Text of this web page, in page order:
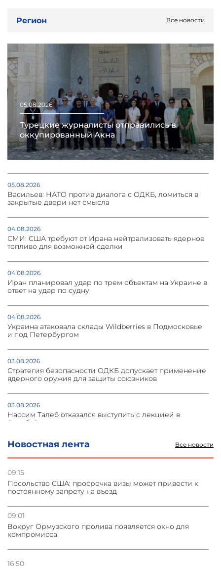
Новостная лента Все новости
09:15
Посольство США: просрочка визы может привести к
постоянному запрету на въезд
09:01
Вокруг Ормузского пролива появляется окно для
компромисса
16:50
Регион Все новости
05.08.2026
Турецкие журналисты отправились в
оккупированный Акна
05.08.2026
Васильев: НАТО против диалога с ОДКБ, ломиться в
закрытые двери нет смысла
04.08.2026
СМИ: США требуют от Ирана нейтрализовать ядерное
топливо для возможной сделки
04.08.2026
Иран планировал удар по трем объектам на Украине в
ответ на удар по судну
04.08.2026
Украина атаковала склады Wildberries в Подмосковье
и под Петербургом
03.08.2026
Стратегия безопасности ОДКБ допускает применение
ядерного оружия для защиты союзников
03.08.2026
Нассим Талеб отказался выступить с лекцией в
Азербайджане
31.07.2026
Сотрудничество и очереди – детали визита главы
31.07.2026
31.07.2026